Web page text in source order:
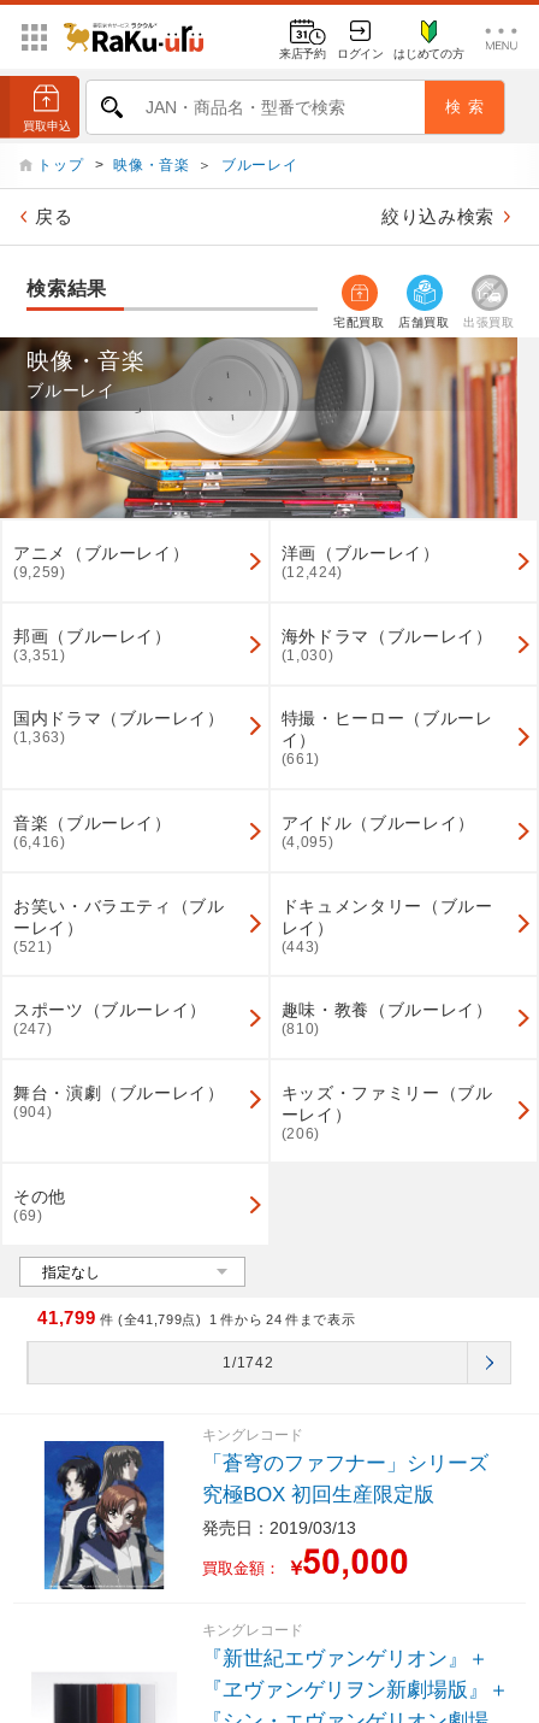
来店予約 ログイン はじめての方
トップ > 映像・音楽 ＞ ブルーレイ
戻る 絞り込み検索
検索結果
宅配買取 店舗買取 出張買取
映像・音楽
ブルーレイ
アニメ（ブルーレイ）
(9,259)
洋画（ブルーレイ）
(12,424)
邦画（ブルーレイ）
(3,351)
海外ドラマ（ブルーレイ）
(1,030)
国内ドラマ（ブルーレイ）
(1,363)
特撮・ヒーロー（ブルーレ
イ）
(661)
音楽（ブルーレイ）
(6,416)
アイドル（ブルーレイ）
(4,095)
お笑い・バラエティ（ブル
ーレイ）
(521)
ドキュメンタリー（ブルー
レイ）
(443)
スポーツ（ブルーレイ）
(247)
趣味・教養（ブルーレイ）
(810)
舞台・演劇（ブルーレイ）
(904)
キッズ・ファミリー（ブル
ーレイ）
(206)
その他
(69)
41,799 件 (全41,799点) 1 件から 24 件まで表示
1/1742
キングレコード
「蒼穹のファフナー」シリーズ
究極BOX 初回生産限定版
発売日：2019/03/13
買取金額： ￥
キングレコード
『新世紀エヴァンゲリオン』＋
『ヱヴァンゲリヲン新劇場版』＋